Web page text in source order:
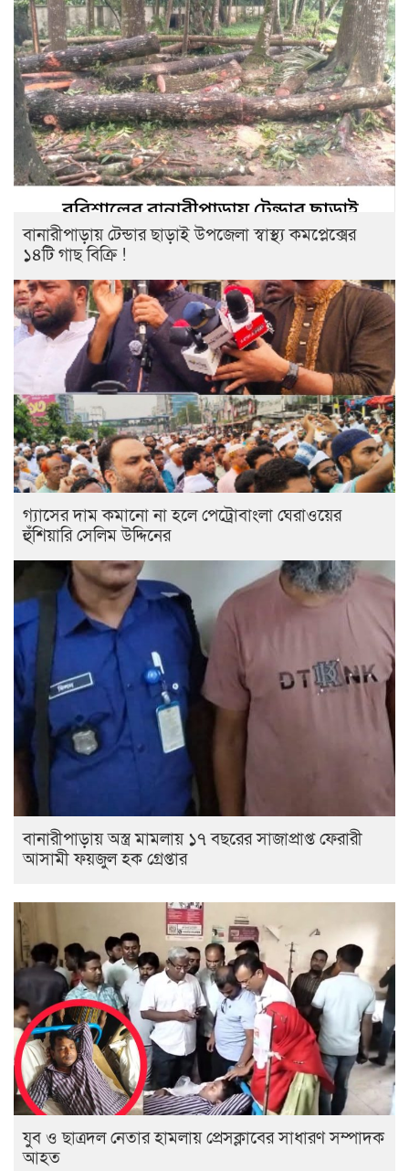
বানারীপাড়ায় টেন্ডার ছাড়াই উপজেলা স্বাস্থ্য কমপ্লেক্সের
১৪টি গাছ বিক্রি !
গ্যাসের দাম কমানো না হলে পেট্রোবাংলা ঘেরাওয়ের
হুঁশিয়ারি সেলিম উদ্দিনের
বানারীপাড়ায় অস্ত্র মামলায় ১৭ বছরের সাজাপ্রাপ্ত ফেরারী
আসামী ফয়জুল হক গ্রেপ্তার
যুব ও ছাত্রদল নেতার হামলায় প্রেসক্লাবের সাধারণ সম্পাদক
আহত